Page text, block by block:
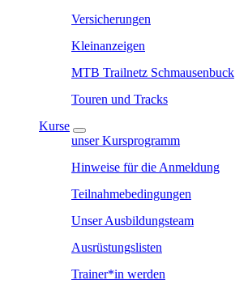
Versicherungen
Kleinanzeigen
MTB Trailnetz Schmausenbuck
Touren und Tracks
Kurse
unser Kursprogramm
Hinweise für die Anmeldung
Teilnahmebedingungen
Unser Ausbildungsteam
Ausrüstungslisten
Trainer*in werden